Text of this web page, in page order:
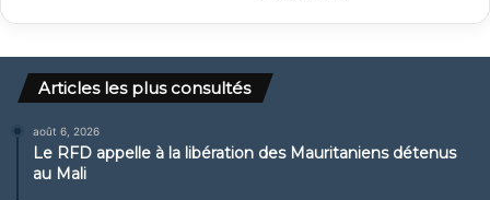
Articles les plus consultés
août 6, 2026
Le RFD appelle à la libération des Mauritaniens détenus
au Mali